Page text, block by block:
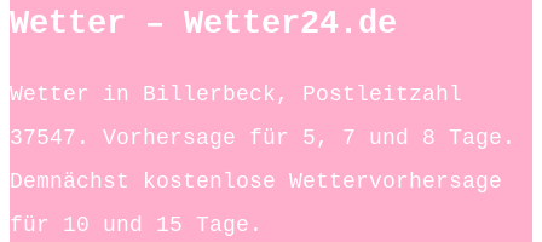
Wetter – Wetter24.de
Wetter in Billerbeck, Postleitzahl
37547. Vorhersage für 5, 7 und 8 Tage.
Demnächst kostenlose Wettervorhersage
für 10 und 15 Tage.